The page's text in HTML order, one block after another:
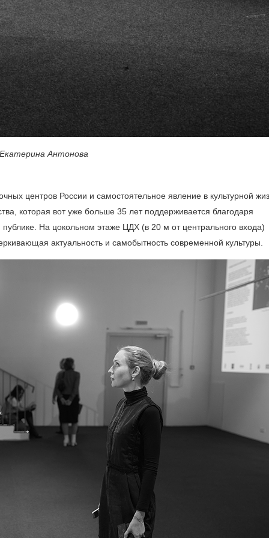
Антонова
центров России и самостоятельное явление в культурной
которая вот уже больше 35 лет поддерживается благодаря
На цокольном этаже ЦДХ (в 20 м от центрального входа)
актуальность и самобытность современной культуры.